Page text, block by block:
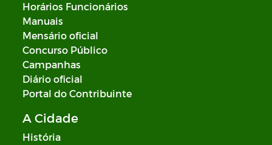
Horários Funcionários
Manuais
Mensário oficial
Concurso Público
Campanhas
Diário oficial
Portal do Contribuinte
A Cidade
História